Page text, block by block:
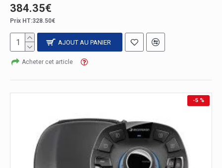
384.35€
Prix HT:328.50€
AJOUT AU PANIER
Acheter cet article
-5 %